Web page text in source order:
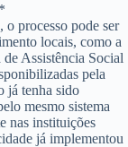
o processo pode ser
locais, como a
Assistência Social
pela
já tenha sido
mesmo sistema
nas instituições
já implementou